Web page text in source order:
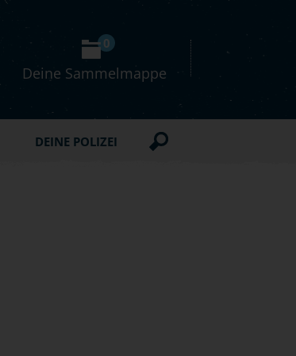
Deine Sammelmappe
0
DEINE POLIZEI